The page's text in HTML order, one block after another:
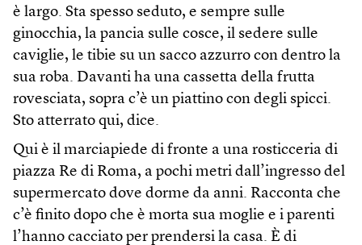
è largo. Sta spesso seduto, e sempre sulle
ginocchia, la pancia sulle cosce, il sedere sulle
caviglie, le tibie su un sacco azzurro con dentro la
sua roba. Davanti ha una cassetta della frutta
rovesciata, sopra c’è un piattino con degli spicci.
Sto atterrato qui, dice.
Qui è il marciapiede di fronte a una rosticceria di
piazza Re di Roma, a pochi metri dall’ingresso del
supermercato dove dorme da anni. Racconta che
c’è finito dopo che è morta sua moglie e i parenti
l’hanno cacciato per prendersi la casa. È di